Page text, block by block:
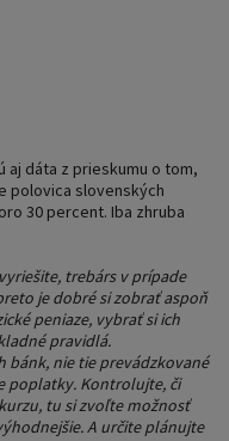
aj dáta z prieskumu o tom,
polovica slovenských
30 percent. Iba zhruba
trebárs v prípade
je dobré si zobrať aspoň
peniaze, vybrať si ich
pravidlá.
nie tie prevádzkované
poplatky. Kontrolujte, či
tu si zvoľte možnosť
A určite plánujte